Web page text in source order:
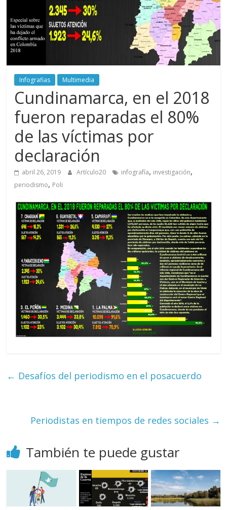
periodismo
digital
del
Politécnico
Infografias Multimedia
Cundinamarca, en el 2018
fueron reparadas el 80%
de las víctimas por
declaración
abril 26, 2019 Artículo20 infografía, investigación,
periodismo, Poli
← Desafíos del periodismo en el posacuerdo
Periodistas en tiempos de redes sociales →
También te puede gustar